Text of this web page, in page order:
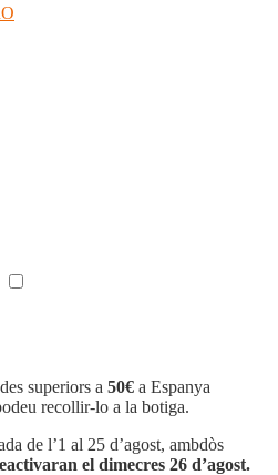
superiors a 50€ a Espanya
recollir-lo a la botiga.
de l’1 al 25 d’agost, ambdòs
el dimecres 26 d’agost.